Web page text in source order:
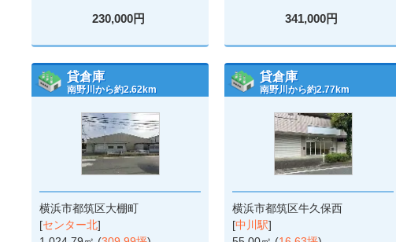
230,000円 341,000円
貸倉庫
南野川から約2.62km
横浜市都筑区大棚町
[センター北]
貸倉庫
南野川から約2.77km
横浜市都筑区牛久保西
[中川駅]